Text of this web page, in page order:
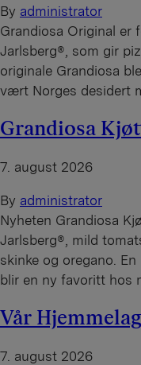
By administrator
Grandiosa Original er
Jarlsberg®, som gir
originale Grandiosa
vært Norges desidert
Grandiosa
7. august 2026
By administrator
Nyheten Grandiosa
Jarlsberg®, mild
skinke og oregano.
blir en ny favoritt hos
Vår
7. august 2026